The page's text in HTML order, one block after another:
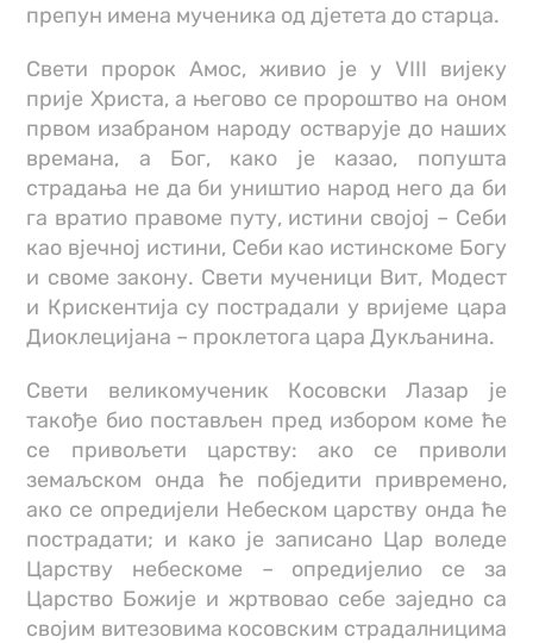
препун имена мученика од дјетета до старца.
Свети пророк Амос, живио је у VIII вијеку
прије Христа, а његово се пророштво на оном
првом изабраном народу остварује до наших
времана, а Бог, како је казао, попушта
страдања не да би уништио народ него да би
га вратио правоме путу, истини својој – Себи
као вјечној истини, Себи као истинскоме Богу
и своме закону. Свети мученици Вит, Модест
и Крискентија су пострадали у вријеме цара
Диоклецијана – проклетога цара Дукљанина.
Свети великомученик Косовски Лазар је
такође био постављен пред избором коме ће
се привољети царству: ако се приволи
земаљском онда ће побједити привремено,
ако се опредијели Небеском царству онда ће
пострадати; и како је записано Цар воледе
Царству небескоме – опредијелио се за
Царство Божије и жртвовао себе заједно са
својим витезовима косовским страдалницима